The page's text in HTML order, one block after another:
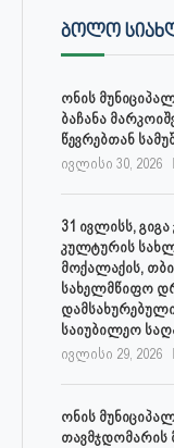
ᲑᲝᲚᲝ
ონის
ბაჩანა
წევრებთან
ივლისი 30, 2026
31 ივლისს,
კულტურის
მოქალაქის,
სახელმწიფო
საიუბილეო
ივლისი 29, 2026
ონის